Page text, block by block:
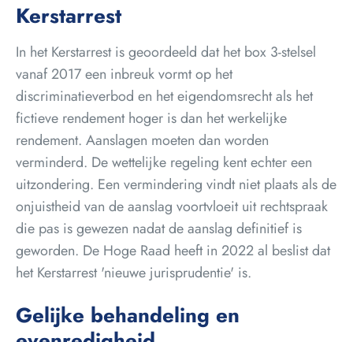
Kerstarrest
In het Kerstarrest is geoordeeld dat het box 3-stelsel
vanaf 2017 een inbreuk vormt op het
discriminatieverbod en het eigendomsrecht als het
fictieve rendement hoger is dan het werkelijke
rendement. Aanslagen moeten dan worden
verminderd. De wettelijke regeling kent echter een
uitzondering. Een vermindering vindt niet plaats als de
onjuistheid van de aanslag voortvloeit uit rechtspraak
die pas is gewezen nadat de aanslag definitief is
geworden. De Hoge Raad heeft in 2022 al beslist dat
het Kerstarrest 'nieuwe jurisprudentie' is.
Gelijke behandeling en